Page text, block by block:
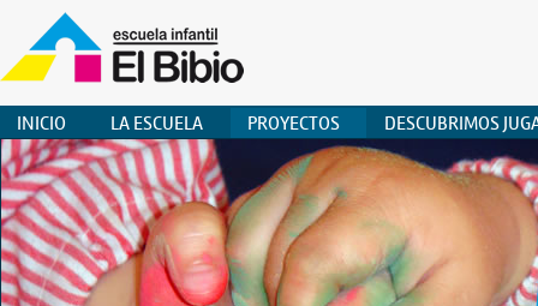
INICIO LA ESCUELA PROYECTOS DESCUBRIMOS